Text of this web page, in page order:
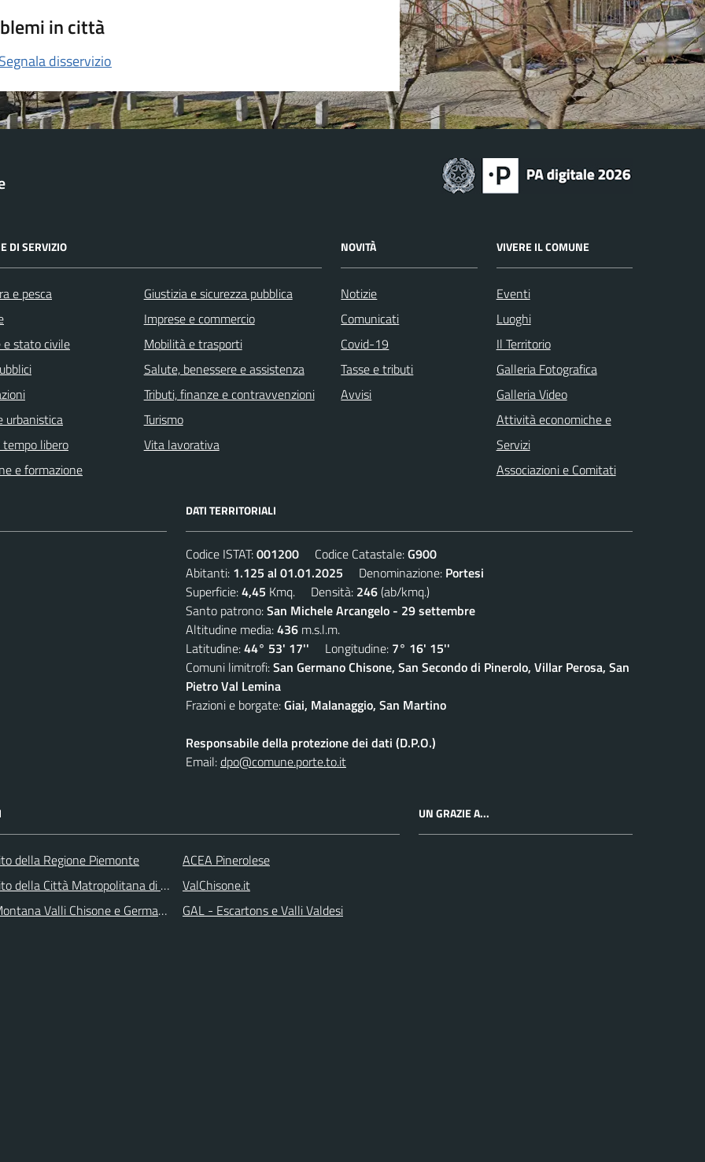
in città
Segnala disservizio
DI SERVIZIO
e pesca
e stato civile
urbanistica
libero
e formazione
Giustizia e sicurezza pubblica
Imprese e commercio
Mobilità e trasporti
Salute, benessere e assistenza
Tributi, finanze e contravvenzioni
Turismo
Vita lavorativa
NOVITÀ
Notizie
Comunicati
Covid-19
Tasse e tributi
Avvisi
VIVERE IL COMUNE
Eventi
Luoghi
Il Territorio
Galleria Fotografica
Galleria Video
Attività economiche e
Servizi
Associazioni e Comitati
DATI TERRITORIALI
Codice ISTAT:001200 Codice Catastale:G900
Abitanti: 1.125 al 01.01.2025 Denominazione: Portesi
Superficie:4,45 Kmq. Densità: 246(ab/kmq.)
Santo patrono:San Michele Arcangelo - 29 settembre
Altitudine media:436 m.s.l.m.
Latitudine:44° 53' 17'' Longitudine: 7° 16' 15''
Comuni limitrofi:San Germano Chisone, San Secondo di Pinerolo, Villar Perosa, San
Pietro Val Lemina
Frazioni e borgate:Giai, Malanaggio, San Martino
Responsabile della protezione dei dati (D.P.O.)
Email:dpo@comune.porte.to.it
della Regione Piemonte
della Città Matropolitana di Torino
Valli Chisone e Germanasca
ACEA Pinerolese
ValChisone.it
GAL - Escartons e Valli Valdesi
UN GRAZIE A...